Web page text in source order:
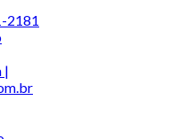
2181
|